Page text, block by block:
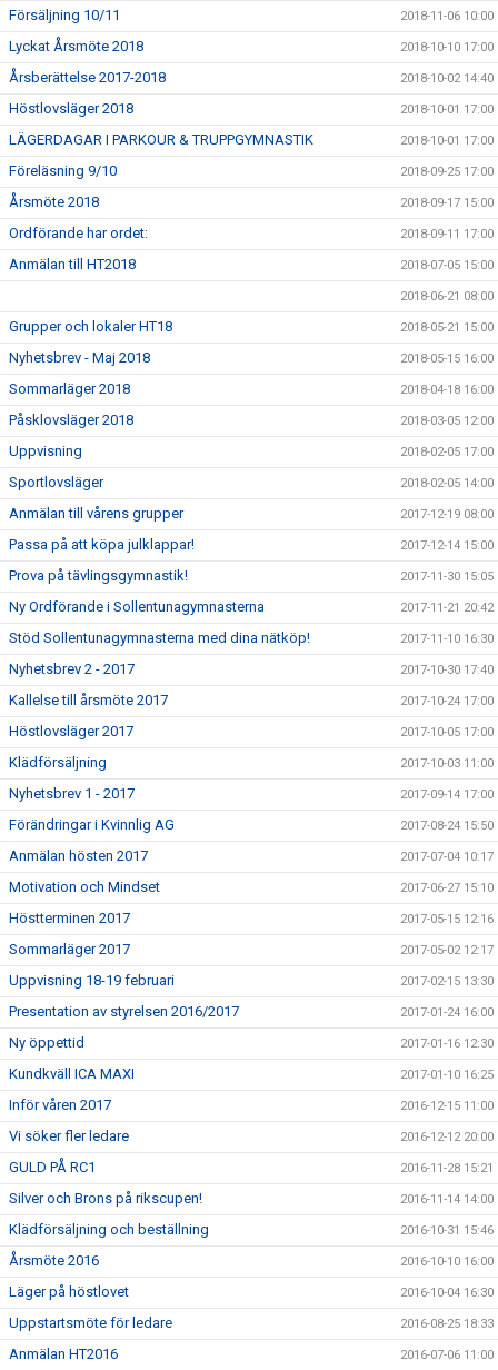
Försäljning 10/11 2018-11-06 10:00
Lyckat Årsmöte 2018 2018-10-10 17:00
Årsberättelse 2017-2018 2018-10-02 14:40
Höstlovsläger 2018 2018-10-01 17:00
LÄGERDAGAR I PARKOUR & TRUPPGYMNASTIK 2018-10-01 17:00
Föreläsning 9/10 2018-09-25 17:00
Årsmöte 2018 2018-09-17 15:00
Ordförande har ordet: 2018-09-11 17:00
Anmälan till HT2018 2018-07-05 15:00
2018-06-21 08:00
Grupper och lokaler HT18 2018-05-21 15:00
Nyhetsbrev - Maj 2018 2018-05-15 16:00
Sommarläger 2018 2018-04-18 16:00
Påsklovsläger 2018 2018-03-05 12:00
Uppvisning 2018-02-05 17:00
Sportlovsläger 2018-02-05 14:00
Anmälan till vårens grupper 2017-12-19 08:00
Passa på att köpa julklappar! 2017-12-14 15:00
Prova på tävlingsgymnastik! 2017-11-30 15:05
Ny Ordförande i Sollentunagymnasterna 2017-11-21 20:42
Stöd Sollentunagymnasterna med dina nätköp! 2017-11-10 16:30
Nyhetsbrev 2 - 2017 2017-10-30 17:40
Kallelse till årsmöte 2017 2017-10-24 17:00
Höstlovsläger 2017 2017-10-05 17:00
Klädförsäljning 2017-10-03 11:00
Nyhetsbrev 1 - 2017 2017-09-14 17:00
Förändringar i Kvinnlig AG 2017-08-24 15:50
Anmälan hösten 2017 2017-07-04 10:17
Motivation och Mindset 2017-06-27 15:10
Höstterminen 2017 2017-05-15 12:16
Sommarläger 2017 2017-05-02 12:17
Uppvisning 18-19 februari 2017-02-15 13:30
Presentation av styrelsen 2016/2017 2017-01-24 16:00
Ny öppettid 2017-01-16 12:30
Kundkväll ICA MAXI 2017-01-10 16:25
Inför våren 2017 2016-12-15 11:00
Vi söker fler ledare 2016-12-12 20:00
GULD PÅ RC1 2016-11-28 15:21
Silver och Brons på rikscupen! 2016-11-14 14:00
Klädförsäljning och beställning 2016-10-31 15:46
Årsmöte 2016 2016-10-10 16:00
Läger på höstlovet 2016-10-04 16:30
Uppstartsmöte för ledare 2016-08-25 18:33
Anmälan HT2016 2016-07-06 11:00